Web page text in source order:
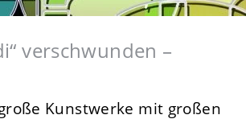
verschwunden –
Kunstwerke mit großen